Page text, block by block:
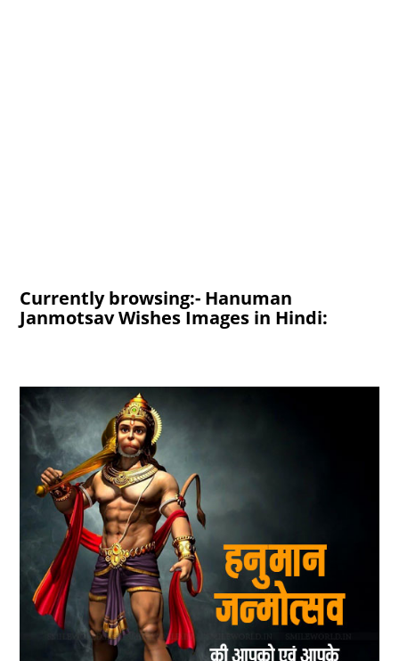
Currently browsing:- Hanuman
Janmotsav Wishes Images in Hindi: